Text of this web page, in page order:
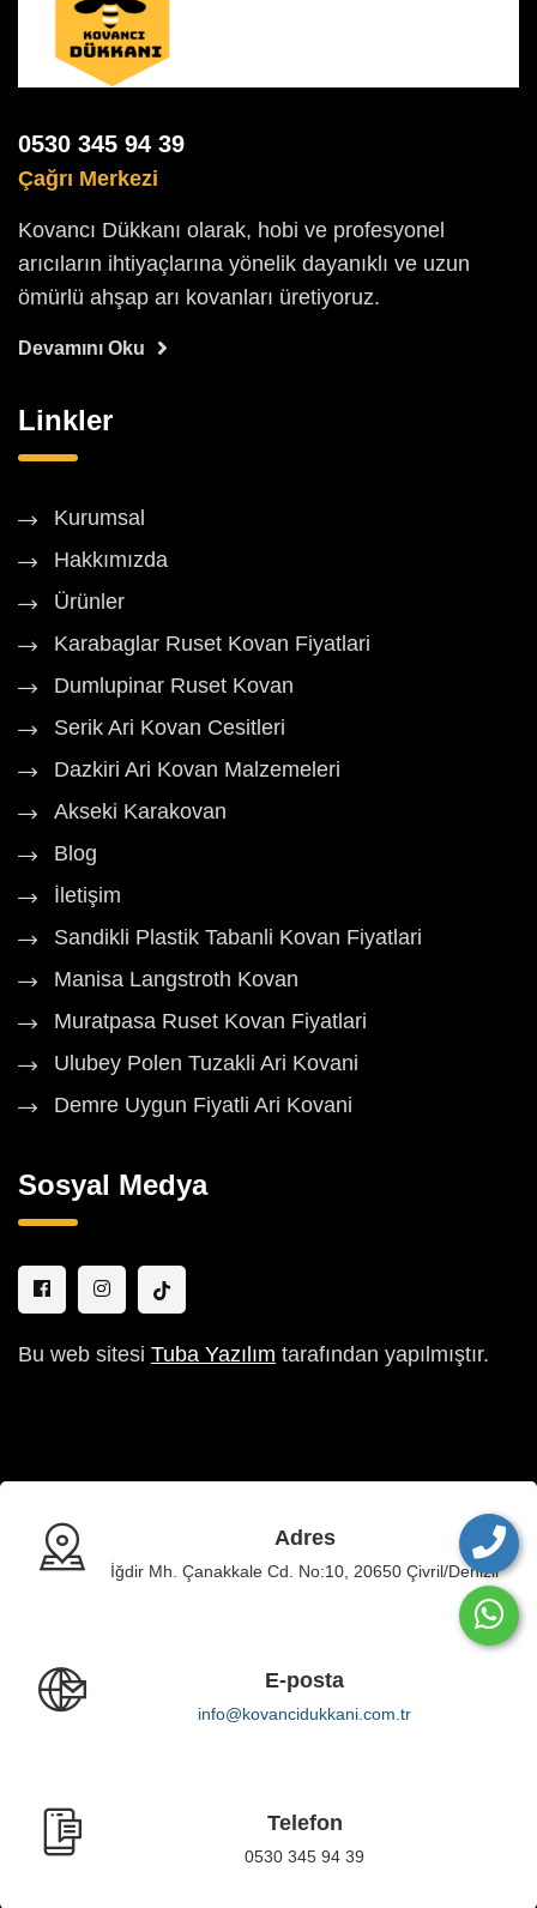
0530 345 94 39
Çağrı Merkezi
Kovancı Dükkanı olarak, hobi ve profesyonel
arıcıların ihtiyaçlarına yönelik dayanıklı ve uzun
ömürlü ahşap arı kovanları üretiyoruz.
Devamını Oku
Linkler
Kurumsal
Hakkımızda
Ürünler
Karabaglar Ruset Kovan Fiyatlari
Dumlupinar Ruset Kovan
Serik Ari Kovan Cesitleri
Dazkiri Ari Kovan Malzemeleri
Akseki Karakovan
Blog
İletişim
Sandikli Plastik Tabanli Kovan Fiyatlari
Manisa Langstroth Kovan
Muratpasa Ruset Kovan Fiyatlari
Ulubey Polen Tuzakli Ari Kovani
Demre Uygun Fiyatli Ari Kovani
Sosyal Medya
Bu web sitesi Tuba Yazılım tarafından yapılmıştır.
Adres
İğdir Mh. Çanakkale Cd. No:10, 20650 Çivril/Denizli
E-posta
info@kovancidukkani.com.tr
Telefon
0530 345 94 39